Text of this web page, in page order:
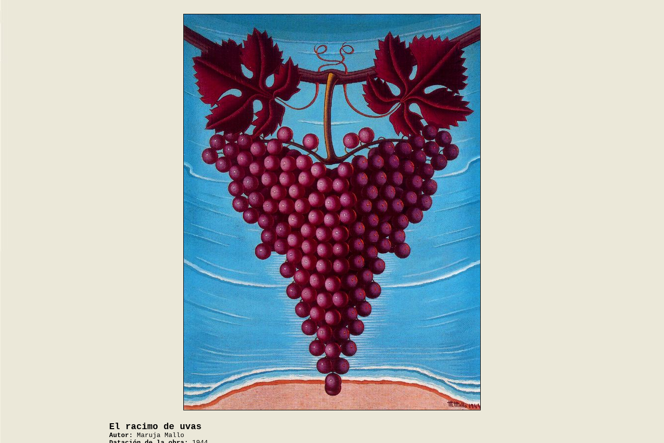
El racimo de uvas
Autor:
Maruja Mallo